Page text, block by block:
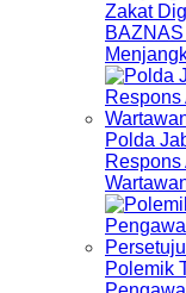
Zakat
Polda
Polemik